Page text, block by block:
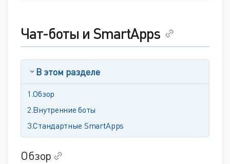
Чат-боты и SmartApps
В этом разделе
Обзор
Внутренние боты
Стандартные SmartApps
Обзор